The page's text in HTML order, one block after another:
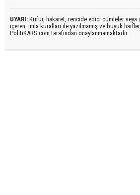
UYARI: Küfür, hakaret, rencide edici cümleler veya
içeren, imla kuralları ile yazılmamış ve büyük
PolitiKARS.com tarafından onaylanmamaktadır.